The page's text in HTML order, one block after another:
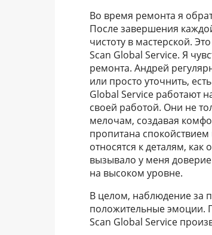
Во время ремонта я
После завершения
чистоту в мастерской.
Scan Global Service. Я
ремонта. Андрей
или просто уточнить,
Global Service работают
своей работой. Они не
мелочам, создавая
пропитана
относятся к деталям,
вызывало у меня
на высоком уровне.
В целом, наблюдение за
положительные эмоции.
Scan Global Service